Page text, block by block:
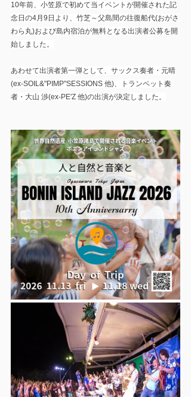
10年前、小笠原で初めて当イベントが開催された記
念日の4月9日より、竹芝～父島間の往復船代(おがさ
わら丸)および島内宿泊が無料となる出演者公募を開
始しました。
あわせて出演者第一弾として、サックス奏者・元晴
(ex-SOIL&"PIMP"SESSIONS 他)、トランペット奏
者・大山 渉(ex-PE'Z 他)の出演が決定しました。